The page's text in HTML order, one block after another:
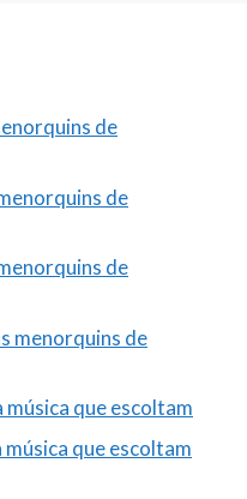
de
de
de
menorquins de
música que escoltam
música que escoltam